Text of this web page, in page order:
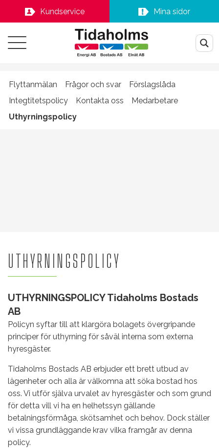
Kundservice Mina sidor
Flyttanmälan Frågor och svar
Förslagslåda
Integtitetspolicy
Kontakta oss
Medarbetare
Uthyrningspolicy
UTHYRNINGSPOLICY
UTHYRNINGSPOLICY Tidaholms Bostads
AB
Policyn syftar till att klargöra bolagets övergripande
principer för uthyrning för såväl interna som externa
hyresgäster.
Tidaholms Bostads AB erbjuder ett brett utbud av
lägenheter och alla är välkomna att söka bostad hos
oss. Vi utför själva urvalet av hyresgäster och som grund
för detta vill vi ha en helhetssyn gällande
betalningsförmåga, skötsamhet och behov. Dock ställer
vi vissa grundläggande krav vilka framgår av denna
policy.